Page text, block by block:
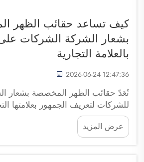
كيف تساعد حقائب الظهر
بشعار الشركة الشركات
بالعلامة التجارية
2026-06-24 12:47:36
تُعَدّ حقائب الظهر المخصصة بشعار
للشركات لتعريف الجمهور بعلامتها
الأشخاص حقيبة ظهر تحمل شعاراً
يُذكّرهم بالعلامة التجارية. ويكتسب
لأن حقيبة الظهر الخاصة بالسفر
عرض المزيد